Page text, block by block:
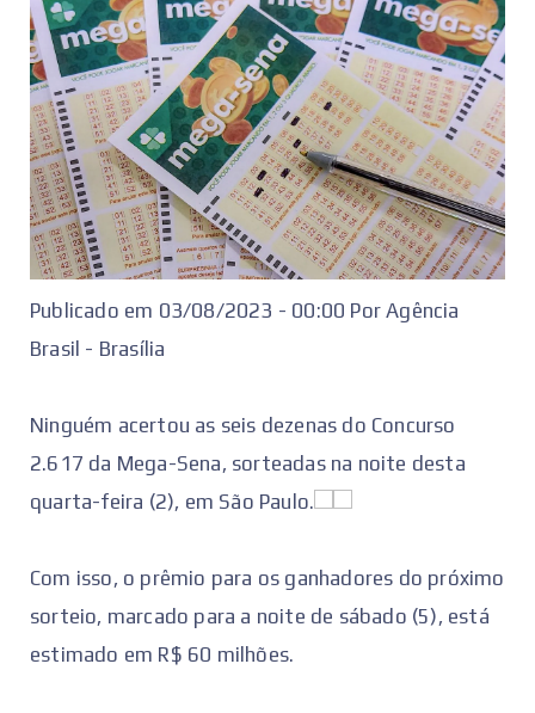
Publicado em 03/08/2023 - 00:00 Por Agência
Brasil - Brasília
Ninguém acertou as seis dezenas do Concurso
2.617 da Mega-Sena, sorteadas na noite desta
quarta-feira (2), em São Paulo.
Com isso, o prêmio para os ganhadores do próximo
sorteio, marcado para a noite de sábado (5), está
estimado em R$ 60 milhões.